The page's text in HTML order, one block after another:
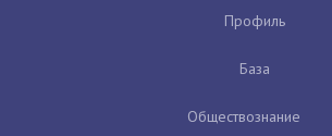
Профиль
База
Обществознание